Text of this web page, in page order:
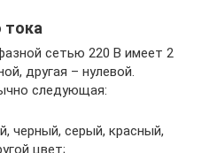
тока
сетью 220 В имеет 2
другая – нулевой.
следующая:
черный, серый, красный,
цвет;